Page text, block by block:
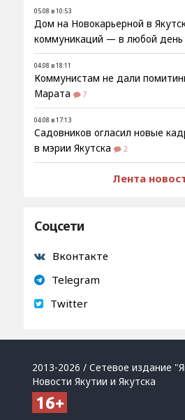
05.08 в 10:53
Дом на Новокарьерной в
коммуникаций — в любой день
04.08 в 18:11
Коммунистам не дали
Марата
7
04.08 в 17:13
Садовников огласил новые
в мэрии Якутска
2
Лента
Соцсети
Вконтакте
Telegram
Twitter
2013-2026 / Сетевое издание
Новости Якутии и Якутска